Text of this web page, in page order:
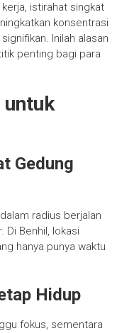
istirahat singkat
konsentrasi
Inilah alasan
penting bagi para
untuk
Gedung
radius berjalan
Di Benhil, lokasi
hanya punya waktu
Hidup
fokus, sementara